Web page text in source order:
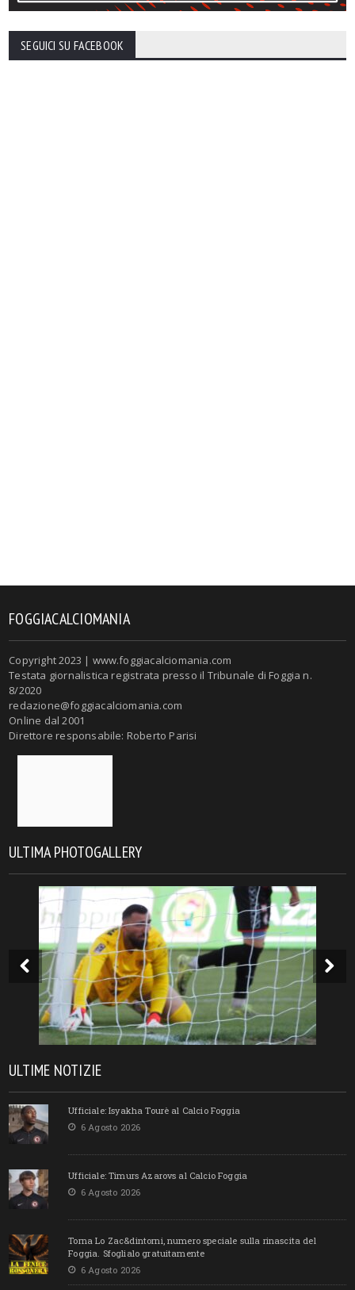
SEGUICI SU FACEBOOK
FOGGIACALCIOMANIA
Copyright 2023 | www.foggiacalciomania.com
Testata giornalistica registrata presso il Tribunale di Foggia n.
8/2020
redazione@foggiacalciomania.com
Online dal 2001
Direttore responsabile: Roberto Parisi
ULTIMA PHOTOGALLERY
ULTIME NOTIZIE
Ufficiale: Isyakha Tourè al Calcio Foggia
6 Agosto 2026
Ufficiale: Timurs Azarovs al Calcio Foggia
6 Agosto 2026
Torna Lo Zac&dintorni, numero speciale sulla rinascita del
Foggia. Sfoglialo gratuitamente
6 Agosto 2026